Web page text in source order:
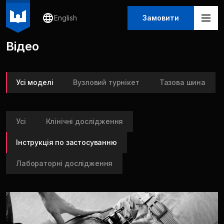
Замовити
English
Відео
Усі моделі Вузловий турнікет Тазова шина
Усі Клінічні дослідження
Інструкція по застосуванню
Лабораторні дослідження